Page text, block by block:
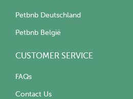
Petbnb Deutschland
Petbnb België
CUSTOMER SERVICE
FAQs
Contact Us